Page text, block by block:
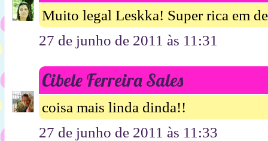
Muito legal Leskka! Super rica em
27 de junho de 2011 às 11:31
Cibele Ferreira Sales
coisa mais linda dinda!!
27 de junho de 2011 às 11:33